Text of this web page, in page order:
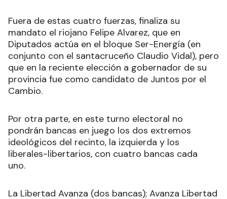
Fuera de estas cuatro fuerzas, finaliza su
mandato el riojano Felipe Alvarez, que en
Diputados actúa en el bloque Ser-Energía (en
conjunto con el santacruceño Claudio Vidal), pero
que en la reciente elección a gobernador de su
provincia fue como candidato de Juntos por el
Cambio.
Por otra parte, en este turno electoral no
pondrán bancas en juego los dos extremos
ideológicos del recinto, la izquierda y los
liberales-libertarios, con cuatro bancas cada
uno.
La Libertad Avanza (dos bancas); Avanza Libertad